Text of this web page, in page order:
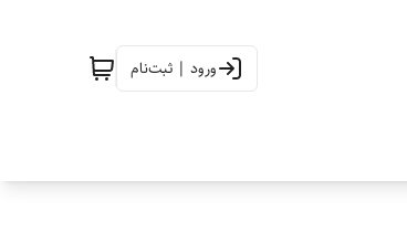
ورود | ثبت‌نام